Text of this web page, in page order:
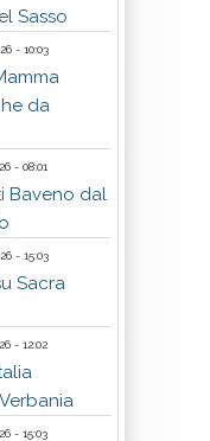
Sasso
- 10:03
da
- 08:01
Baveno dal
- 15:03
Sacra
- 12:02
- 15:03